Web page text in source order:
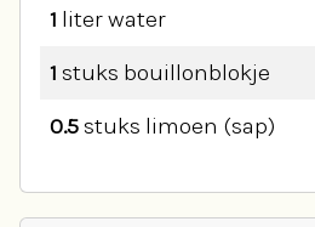
1 literwater
1 stuks bouillonblokje
0.5stuks limoen (sap)